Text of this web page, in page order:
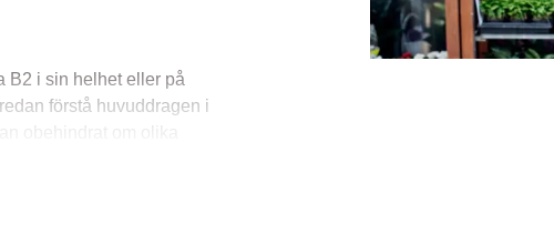
B2 i sin helhet eller på
förstå huvuddragen i